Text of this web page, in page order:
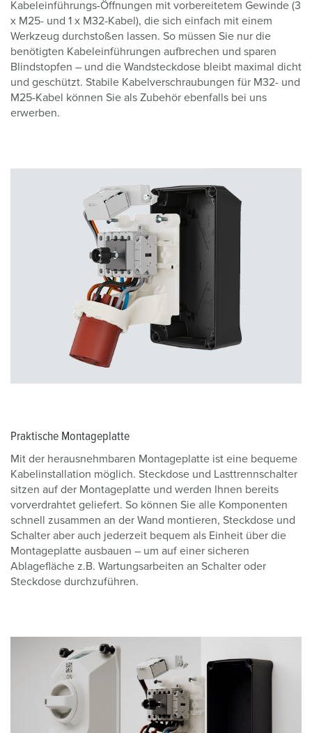
Kabeleinführungs-Öffnungen mit vorbereitetem Gewinde (3
x M25- und 1 x M32-Kabel), die sich einfach mit einem
Werkzeug durchstoßen lassen. So müssen Sie nur die
benötigten Kabeleinführungen aufbrechen und sparen
Blindstopfen – und die Wandsteckdose bleibt maximal dicht
und geschützt. Stabile Kabelverschraubungen für M32- und
M25-Kabel können Sie als Zubehör ebenfalls bei uns
erwerben.
Praktische Montageplatte
Mit der herausnehmbaren Montageplatte ist eine bequeme
Kabelinstallation möglich. Steckdose und Lasttrennschalter
sitzen auf der Montageplatte und werden Ihnen bereits
vorverdrahtet geliefert. So können Sie alle Komponenten
schnell zusammen an der Wand montieren, Steckdose und
Schalter aber auch jederzeit bequem als Einheit über die
Montageplatte ausbauen – um auf einer sicheren
Ablagefläche z.B. Wartungsarbeiten an Schalter oder
Steckdose durchzuführen.